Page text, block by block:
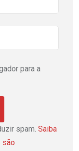
para a
spam. Saiba
são